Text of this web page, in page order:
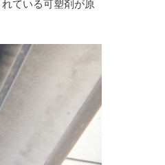
ている可塑剤が原